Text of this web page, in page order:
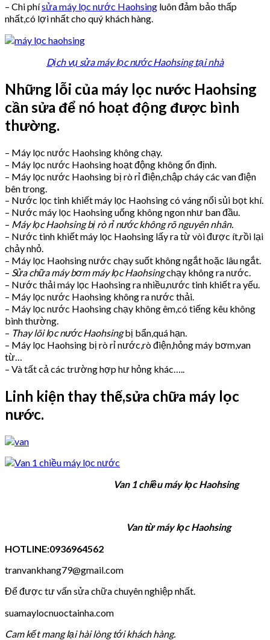
– Chi phísửa máy lọc nước Haohsing luôn đảm bảo thấp
nhất,có lợi nhất cho quý khách hàng.
Dịch vụ sửa máy lọc nước Haohsing tại nhà
Những lỗi của máy lọc nước Haohsing
cần sửa để nó hoạt động được bình
thường.
– Máy lọc nước Haohsing không chạy.
– Máy lọc nước Haohsing hoạt động không ổn định.
– Máy lọc nước Haohsing bị rò rỉ điện,chập cháy các van điện
bên trong.
– Nước lọc tinh khiết máy lọc Haohsing có váng nổi sủi bọt khí.
– Nước máy lọc Haohsing uống không ngon như ban đầu.
– Máy lọc Haohsing bị rò rỉ nước không rõ nguyên nhân.
– Nước tinh khiết máy lọc Haohsing lấy ra từ vòi được ít,rồi lại
chảy nhỏ.
– Máy lọc Haohsing nước chạy suốt không ngắt hoặc lâu ngắt.
– Sửa chữa máy bơm máy lọc Haohsingchạy không ra nước.
– Nước thải máy lọc Haohsing ra nhiều,nước tinh khiết ra yếu.
– Máy lọc nước Haohsing không ra nước thải.
– Máy lọc nước Haohsing chạy không êm,có tiếng kêu không
bình thường.
– Thay lõi lọc nước Haohsingbị bẩn,quá hạn.
– Máy lọc Haohsing bị rò rỉ nước,rò điện,hỏng máy bơm,van
từ…
– Và tất cả các trường hợp hư hỏng khác…..
Linh kiện thay thế,sửa chữa máy lọc
nước.
Van 1 chiều máy lọc Haohsing
Van từ máy lọc Haohsing
HOTLINE:0936964562
tranvankhang79@gmail.com
Để được tư vấn sửa chữa chuyên nghiệp nhất.
suamaylocnuoctainha.com
Cam kết mang lại hài lòng tới khách hàng.